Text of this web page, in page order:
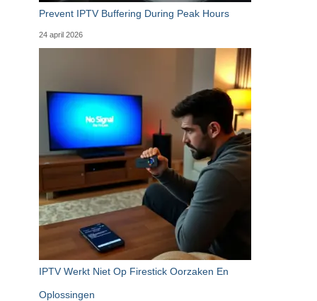
Prevent IPTV Buffering During Peak Hours
24 april 2026
IPTV Werkt Niet Op Firestick Oorzaken En
Oplossingen